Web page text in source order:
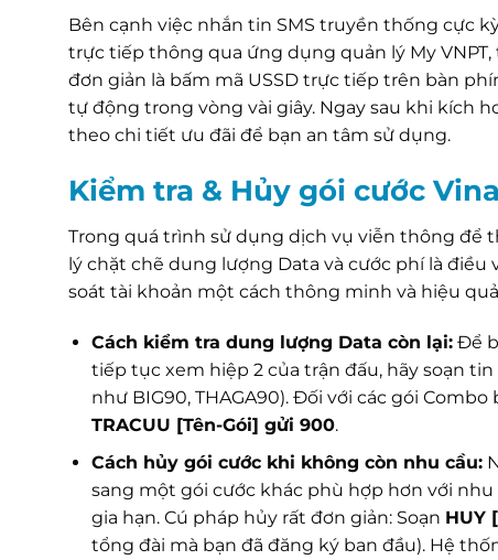
Bên cạnh việc nhắn tin SMS truyền thống cực
trực tiếp thông qua ứng dụng quản lý My
đơn giản là bấm mã USSD trực tiếp trên bàn
tự động trong vòng vài giây. Ngay sau khi kích
theo chi tiết ưu đãi để bạn an tâm sử dụng.
Kiểm tra & Hủy gói cước
Trong quá trình sử dụng dịch vụ viễn thông để
lý chặt chẽ dung lượng Data và cước phí là
soát tài khoản một cách thông minh và hiệu
Cách kiểm tra dung lượng Data còn lại:Để
tiếp tục xem hiệp 2 của trận đấu, hãy soạn tin
như BIG90, THAGA90). Đối với các gói Combo
TRACUU [Tên-Gói] gửi 900.
Cách hủy gói cước khi không còn nhu cầu:
sang một gói cước khác phù hợp hơn với
gia hạn. Cú pháp hủy rất đơn giản: Soạn HUY
tổng đài mà bạn đã đăng ký ban đầu). Hệ